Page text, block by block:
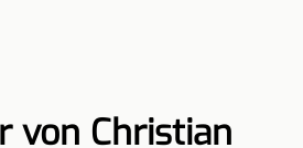
von Christian